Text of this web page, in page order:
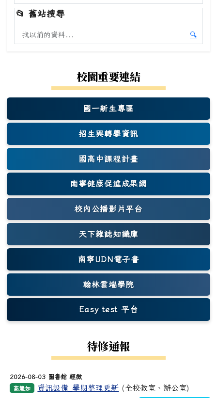
開始本
📂 舊站搜尋
搜尋舊站內容
🔍
開始舊
校園重要連結
國一新生專區
(另開新視窗)
招生與轉學資訊
國高中課程計畫
南寧健康促進成果網
(另開新視窗)
校內公播影片平台
天下雜誌知識庫
(另開新視窗)
南寧UDN電子書
翰林雲端學院
Easy test 平台
(另開新視窗)
待修通報
2026-08-03 圖書館 輕微
高慧如 資訊設備_學期整理更新 (全校教室、辦公室)